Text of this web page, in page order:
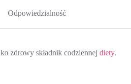
Odpowiedzialność
zdrowy składnik codziennej diety.